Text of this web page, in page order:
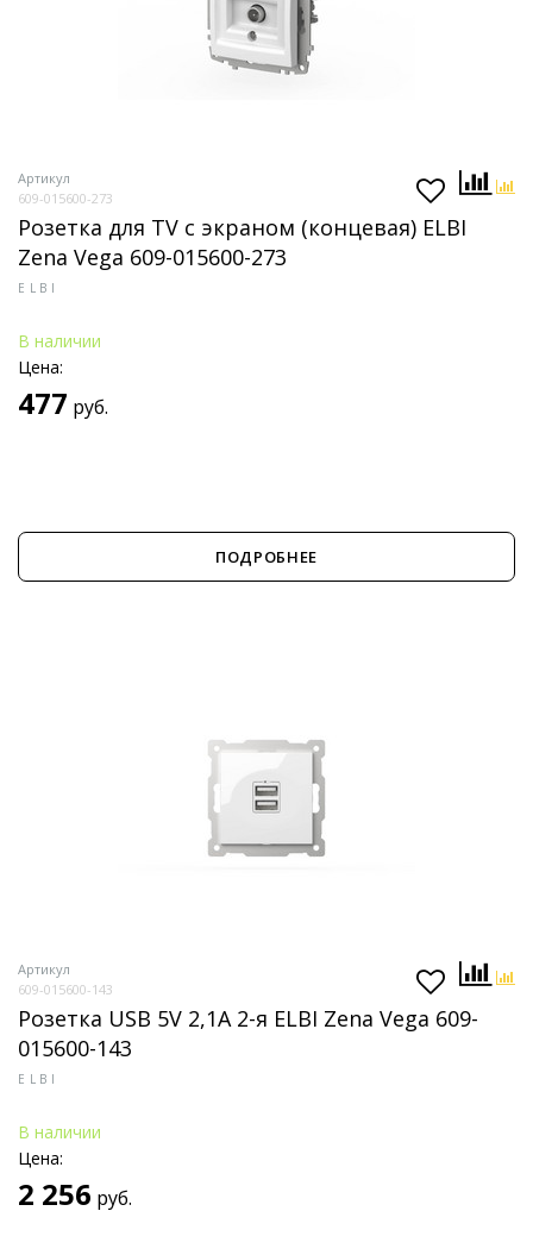
Артикул
609-015600-273
Розетка для TV с экраном (концевая) ELBI
Zena Vega 609-015600-273
ELBI
В наличии
Цена:
477 руб.
ПОДРОБНЕЕ
Артикул
609-015600-143
Розетка USB 5V 2,1A 2-я ELBI Zena Vega 609-
015600-143
ELBI
В наличии
Цена:
2 256 руб.